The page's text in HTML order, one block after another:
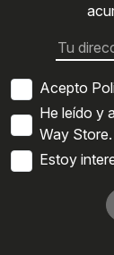
Acepto
He leído y
Way Store.
Estoy